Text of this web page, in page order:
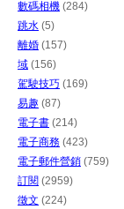
數碼相機 (284)
跳水 (5)
離婚 (157)
域 (156)
駕駛技巧 (169)
易趣 (87)
電子書 (214)
電子商務 (423)
電子郵件營銷 (759)
訂閱 (2959)
徵文 (224)